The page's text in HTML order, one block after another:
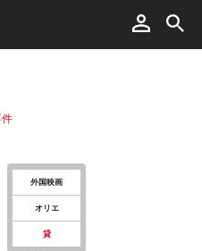
外国映画
オリエ
貸